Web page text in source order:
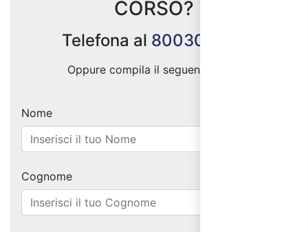
CORSO?
Telefona al 800300333
Oppure compila il seguente form:
Nome
Cognome